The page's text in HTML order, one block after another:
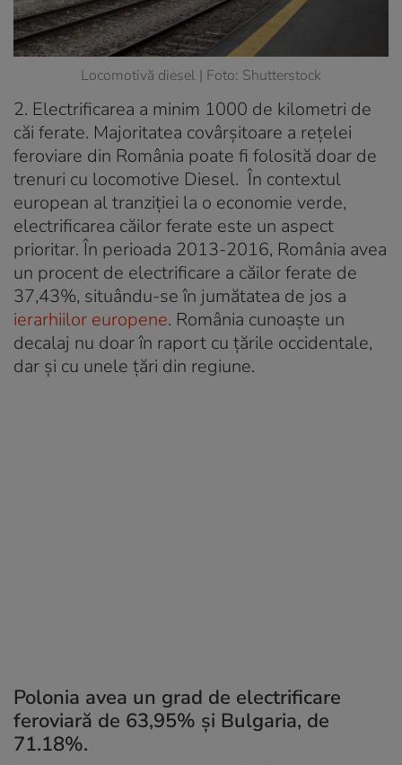
Locomotivă diesel | Foto: Shutterstock
2. Electrificarea a minim 1000 de kilometri de
căi ferate. Majoritatea covârșitoare a rețelei
feroviare din România poate fi folosită doar de
trenuri cu locomotive Diesel. În contextul
european al tranziției la o economie verde,
electrificarea căilor ferate este un aspect
prioritar. În perioada 2013-2016, România avea
un procent de electrificare a căilor ferate de
37,43%, situându-se în jumătatea de jos a
ierarhiilor europene. România cunoaște un
decalaj nu doar în raport cu țările occidentale,
dar și cu unele țări din regiune.
Polonia avea un grad de electrificare
feroviară de 63,95% și Bulgaria, de
71.18%.